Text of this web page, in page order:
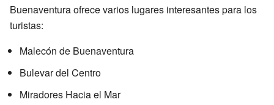
Buenaventura ofrece varios lugares interesantes para los
turistas:
Malecón de Buenaventura
Bulevar del Centro
Miradores Hacia el Mar